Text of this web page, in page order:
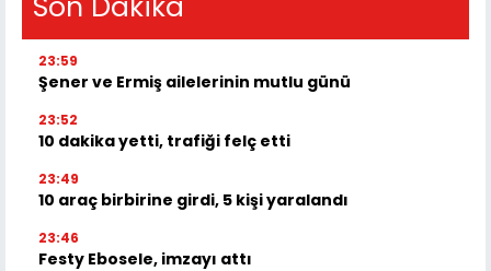
23:59
Şener ve Ermiş ailelerinin mutlu günü
23:52
10 dakika yetti, trafiği felç etti
23:49
10 araç birbirine girdi, 5 kişi yaralandı
23:46
Festy Ebosele, imzayı attı